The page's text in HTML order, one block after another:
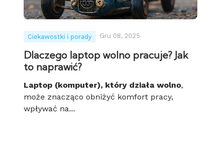
Ciekawostki i porady Gru 08, 2025
Dlaczego laptop wolno pracuje? Jak
to naprawić?
Laptop (komputer), który działa wolno,
może znacząco obniżyć komfort pracy,
wpływać na...